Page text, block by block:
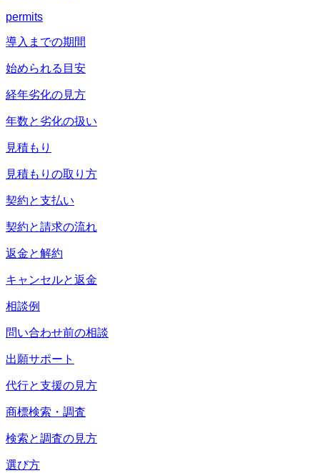
permits
導入までの期間
始められる目安
経年劣化の見方
年数と劣化の扱い
見積もり
見積もりの取り方
契約と支払い
契約と請求の流れ
返金と解約
キャンセルと返金
相談例
問い合わせ前の相談
出願サポート
代行と支援の見方
商標検索・調査
検索と調査の見方
選び方